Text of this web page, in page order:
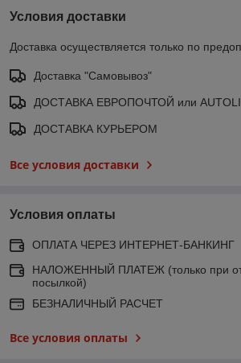
Условия доставки
Доставка осуществляется только по
Доставка "Самовывоз"
ДОСТАВКА ЕВРОПОЧТОЙ или
ДОСТАВКА КУРЬЕРОМ
Все условия доставки
Условия оплаты
ОПЛАТА ЧЕРЕЗ ИНТЕРНЕТ-БАНКИНГ
НАЛОЖЕННЫЙ ПЛАТЕЖ (только при
посылкой)
БЕЗНАЛИЧНЫЙ РАСЧЕТ
Все условия оплаты